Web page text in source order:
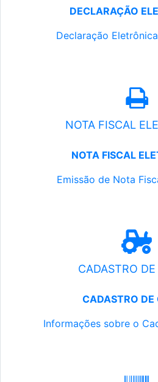
DECLARAÇÃO
Declaração
NOTA FISCAL
NOTA FISCAL
Emissão de Nota
CADASTRO
CADASTRO DE
Informações sobre o